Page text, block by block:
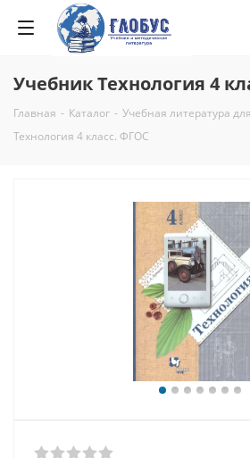
Учебник Технология 4
Главная - Каталог - Учебная литература
Технология 4 класс. ФГОС